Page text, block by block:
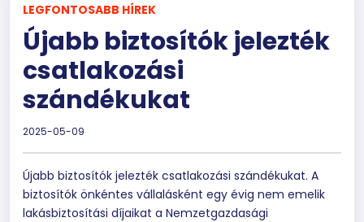
LEGFONTOSABB HÍREK
Újabb biztosítók jelezték
csatlakozási
szándékukat
2025-05-09
Újabb biztosítók jelezték csatlakozási szándékukat. A
biztosítók önkéntes vállalásként egy évig nem emelik
lakásbiztosítási díjaikat a Nemzetgazdasági